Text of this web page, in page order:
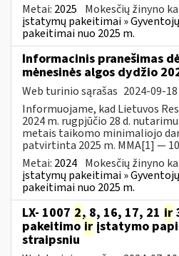
Metai: 2025 Mokesčių žinyno
įstatymų pakeitimai »
pakeitimai nuo 2025 m.
Informacinis pranešimas
mėnesinės algos dydžio
Web turinio sąrašas 2024-09-18
Informuojame, kad Lietuvos
2024 m. rugpjūčio 28 d. nutarimu
metais taikomo minimaliojo
patvirtinta 2025 m. MMA[1] —
Metai: 2024 Mokesčių žinyno
įstatymų pakeitimai »
pakeitimai nuo 2025 m.
LX- 1007 2, 8, 16, 17, 21 ir
pakeitimo ir įstatymo
straipsniu